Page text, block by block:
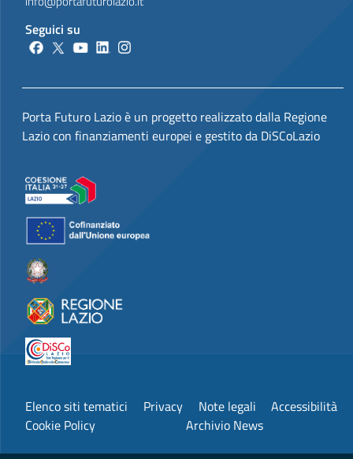
Seguici su
Porta Futuro Lazio è un progetto realizzato dalla Regione
Lazio con finanziamenti europei e gestito da DiSCoLazio
Elenco siti tematici Privacy Note legali
Accessibilità
Cookie Policy
Archivio News